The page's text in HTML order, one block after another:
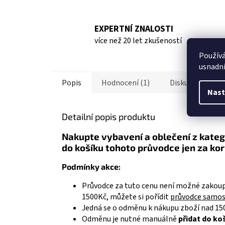
EXPERTNÍ ZNALOSTI
více než 20 let zkušeností
Popis Hodnocení (1) Diskuze
Detailní popis produktu
Nakupte vybavení a oblečení z
do košíku tohoto průvodce jen za
Podmínky akce:
Průvodce za tuto cenu není možné
1500Kč, můžete si poříditprůvodce
Jedná se o odměnu k nákupu zboží nad
Odměnu je nutné manuálně přidat do